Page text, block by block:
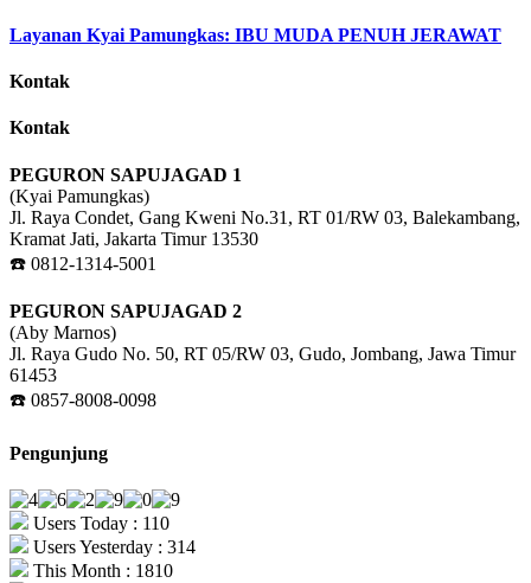
Layanan Kyai Pamungkas: IBU MUDA PENUH JERAWAT
Kontak
Kontak
PEGURON SAPUJAGAD 1
(Kyai Pamungkas)
Jl. Raya Condet, Gang Kweni No.31, RT 01/RW 03, Balekambang,
Kramat Jati, Jakarta Timur 13530
☎️ 0812-1314-5001
PEGURON SAPUJAGAD 2
(Aby Marnos)
Jl. Raya Gudo No. 50, RT 05/RW 03, Gudo, Jombang, Jawa Timur
61453
☎️ 0857-8008-0098
Pengunjung
Users Today : 110
Users Yesterday : 314
This Month : 1810